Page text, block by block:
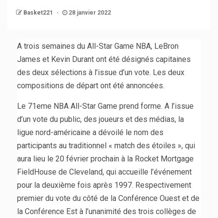
Basket221 28 janvier 2022
A trois semaines du All-Star Game NBA, LeBron
James et Kevin Durant ont été désignés capitaines
des deux sélections à l’issue d’un vote. Les deux
compositions de départ ont été annoncées.
Le 71eme NBA All-Star Game prend forme. A l’issue
d’un vote du public, des joueurs et des médias, la
ligue nord-américaine a dévoilé le nom des
participants au traditionnel « match des étoiles », qui
aura lieu le 20 février prochain à la Rocket Mortgage
FieldHouse de Cleveland, qui accueille l’événement
pour la deuxième fois après 1997. Respectivement
premier du vote du côté de la Conférence Ouest et de
la Conférence Est à l’unanimité des trois collèges de